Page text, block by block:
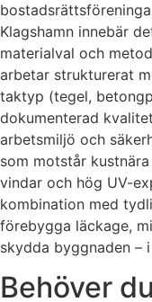
Klagshamn innebär
materialval och
arbetar strukturerat
taktyp (tegel,
dokumenterad
arbetsmiljö och
som motstår
vindar och hög UV-
kombination med
förebygga läckage,
skydda byggnaden –
Behöver